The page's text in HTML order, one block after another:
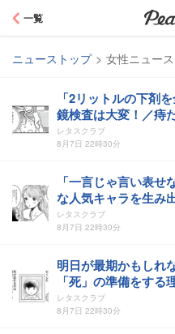
一覧
ニューストップ > 女性ニュース
「2リットルの下剤
鏡検査は大変！／痔
でした（3）
レタスクラブ
8月7日 22時30分
「一言じゃ言い表
な人気キャラを生み
命3（7）
レタスクラブ
8月7日 22時30分
明日が最期かもしれ
「死」の準備をする
レタスクラブ
8月7日 22時30分